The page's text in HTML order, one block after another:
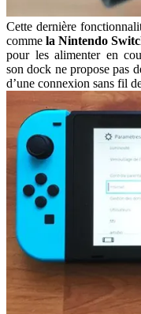
Cette dernière
comme la Nintendo
pour les alimenter en
son dock ne propose pas
d’une connexion sans fil